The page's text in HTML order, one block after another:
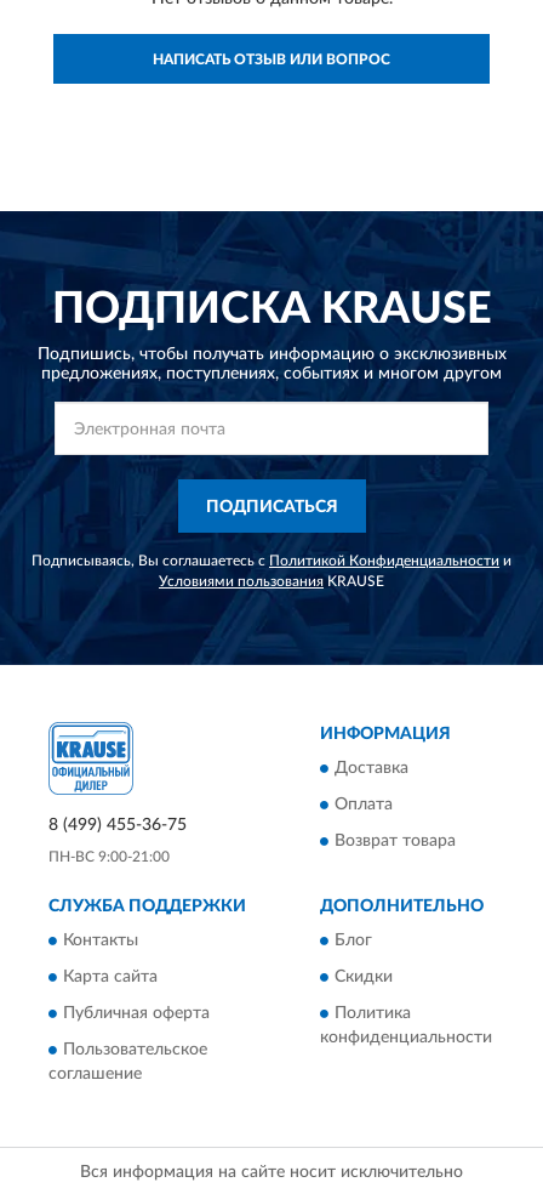
НАПИСАТЬ ОТЗЫВ ИЛИ ВОПРОС
ПОДПИСКАKRAUSE
Подпишись, чтобы получать информацию о эксклюзивных
предложениях, поступлениях, событиях и многом другом
ПОДПИСАТЬСЯ
Подписываясь, Вы соглашаетесь с Политикой Конфиденциальности и
Условиями пользования KRAUSE
8 (499) 455-36-75
ПН-ВС 9:00-21:00
ИНФОРМАЦИЯ
Доставка
Оплата
Возврат товара
СЛУЖБА ПОДДЕРЖКИ
Контакты
Карта сайта
Публичная оферта
Пользовательское
соглашение
ДОПОЛНИТЕЛЬНО
Блог
Скидки
Политика
конфиденциальности
Вся информация на сайте носит исключительно